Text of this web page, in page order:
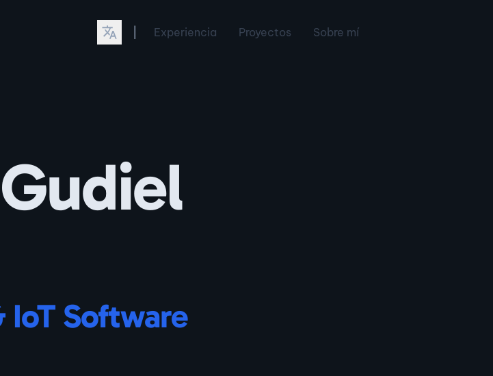
Experiencia Proyectos Sobre mí
IoT Software